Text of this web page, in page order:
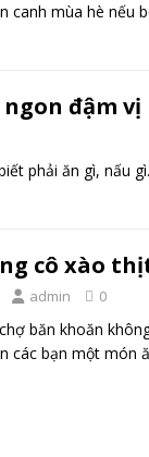
canh mùa hè nếu
đậm vị
phải ăn gì, nấu
cô xào
admin 0
băn khoăn
các bạn một món